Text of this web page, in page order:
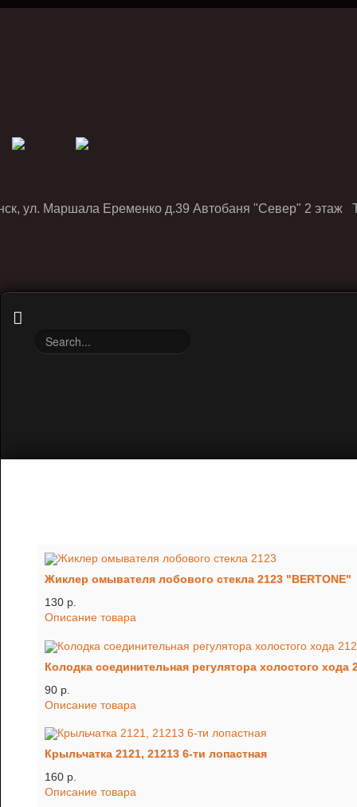
ул. Маршала Еременко д.39 Автобаня "Север" 2 этаж
Жиклер омывателя лобового стекла 2123 "BERTONE"
130 p.
Описание товара
Колодка соединительная регулятора холостого хода
90 p.
Описание товара
Крыльчатка 2121, 21213 6-ти лопастная
160 p.
Описание товара